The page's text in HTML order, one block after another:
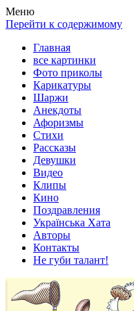
Весела хата —
Покажем всем ваши фото
Меню
Перейти к содержимому
Главная
все картинки
Фото приколы
Карикатуры
Шаржи
Анекдоты
Афоризмы
Стихи
Рассказы
Девушки
Видео
Клипы
Кино
Поздравления
Українська Хата
Авторы
Контакты
Не губи талант!